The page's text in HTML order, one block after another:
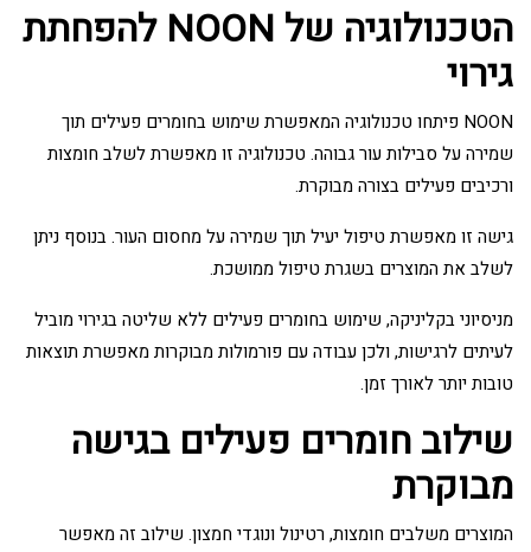
הטכנולוגיה של NOON להפחתת
גירוי
NOON פיתחו טכנולוגיה המאפשרת שימוש בחומרים פעילים תוך
שמירה על סבילות עור גבוהה. טכנולוגיה זו מאפשרת לשלב חומצות
ורכיבים פעילים בצורה מבוקרת.
גישה זו מאפשרת טיפול יעיל תוך שמירה על מחסום העור. בנוסף ניתן
לשלב את המוצרים בשגרת טיפול ממושכת.
מניסיוני בקליניקה, שימוש בחומרים פעילים ללא שליטה בגירוי מוביל
לעיתים לרגישות, ולכן עבודה עם פורמולות מבוקרות מאפשרת תוצאות
טובות יותר לאורך זמן.
שילוב חומרים פעילים בגישה
מבוקרת
המוצרים משלבים חומצות, רטינול ונוגדי חמצון. שילוב זה מאפשר